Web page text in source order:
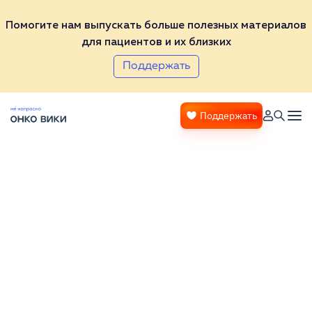
Помогите нам выпускать больше полезных материалов
для пациентов и их близких
Поддержать
Поддержать